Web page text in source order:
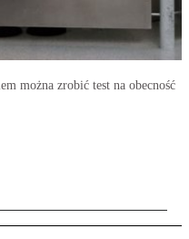
można zrobić test na obecność